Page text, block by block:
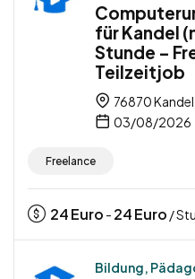
für Kandel
Stunde –
Teilzeitjob
76870
03/08/2026
Freelance
24Euro - 24Euro /
Bildung,